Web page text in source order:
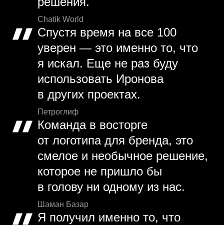
Chatik World
Спустя время на все 100
уверен — это именно то, что
я искал. Еще не раз буду
использовать Иронова
в других проектах.
Петроглиф
Команда в восторге
от логотипа для бренда, это
смелое и необычное решение,
которое не пришло бы
в голову ни одному из нас.
Шаман Базар
Я получил именно то, что